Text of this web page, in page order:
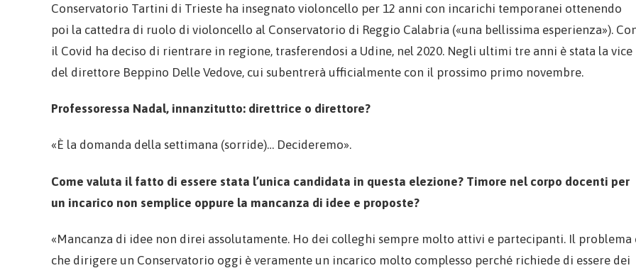
Conservatorio Tartini di Trieste ha insegnato violoncello per 12 anni con incarichi temporanei ottenendo
poi la cattedra di ruolo di violoncello al Conservatorio di Reggio Calabria («una bellissima esperienza»).
il Covid ha deciso di rientrare in regione, trasferendosi a Udine, nel 2020. Negli ultimi tre anni è stata la vice
del direttore Beppino Delle Vedove, cui subentrerà ufficialmente con il prossimo primo novembre.
Professoressa Nadal, innanzitutto: direttrice o direttore?
«È la domanda della settimana (sorride)… Decideremo».
Come valuta il fatto di essere stata l’unica candidata in questa elezione? Timore nel corpo docenti per
un incarico non semplice oppure la mancanza di idee e proposte?
«Mancanza di idee non direi assolutamente. Ho dei colleghi sempre molto attivi e partecipanti. Il problema
che dirigere un Conservatorio oggi è veramente un incarico molto complesso perché richiede di essere dei